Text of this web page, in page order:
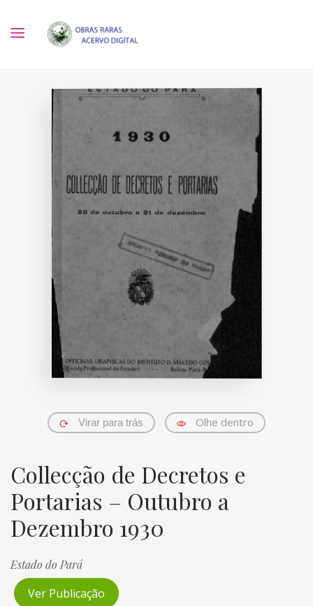
Virar para trás Olhe dentro
Collecção de Decretos e
Portarias – Outubro a
Dezembro 1930
Estado do Pará
Ver Publicação